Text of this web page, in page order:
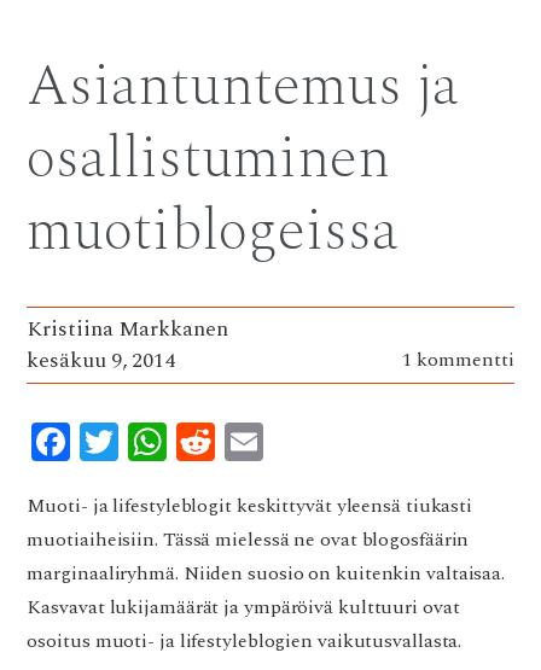
o
o
k
r A
p
p
t
Asiantuntemus ja
osallistuminen
muotiblogeissa
Kristiina Markkanen
kesäkuu 9, 2014
1 kommentti
F
ac
e
b
o
o
T
w
it
te
r
W
h
at
s
A
p
R
e
d
di
t
ai
l
Muoti- ja lifestyleblogit keskittyvät yleensä tiukasti
muotiaiheisiin. Tässä mielessä ne ovat blogosfäärin
marginaaliryhmä. Niiden suosio on kuitenkin valtaisaa.
Kasvavat lukijamäärät ja ympäröivä kulttuuri ovat
osoitus muoti- ja lifestyleblogien vaikutusvallasta.